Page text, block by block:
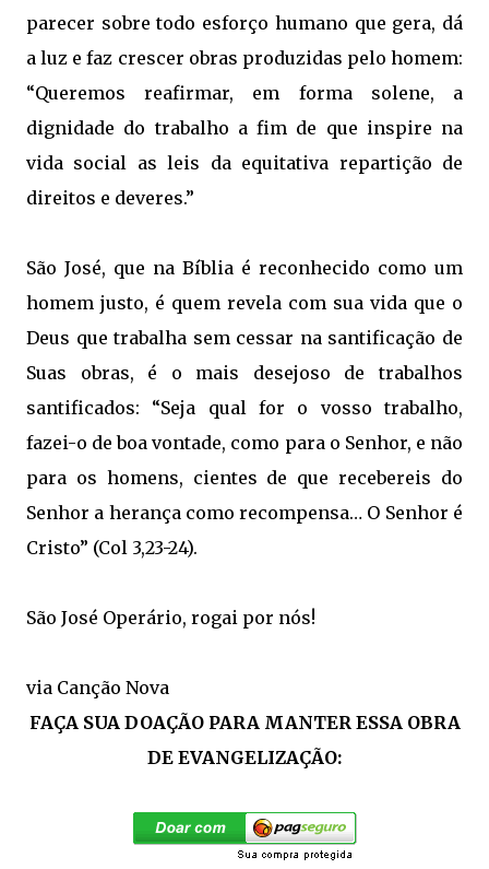
parecer sobre todo esforço humano que gera, dá
a luz e faz crescer obras produzidas pelo homem:
“Queremos reafirmar, em forma solene, a
dignidade do trabalho a fim de que inspire na
vida social as leis da equitativa repartição de
direitos e deveres.”
São José, que na Bíblia é reconhecido como um
homem justo, é quem revela com sua vida que o
Deus que trabalha sem cessar na santificação de
Suas obras, é o mais desejoso de trabalhos
santificados: “Seja qual for o vosso trabalho,
fazei-o de boa vontade, como para o Senhor, e não
para os homens, cientes de que recebereis do
Senhor a herança como recompensa… O Senhor é
Cristo” (Col 3,23-24).
São José Operário, rogai por nós!
via Canção Nova
FAÇA SUA DOAÇÃO PARA MANTER ESSA OBRA
DE EVANGELIZAÇÃO: